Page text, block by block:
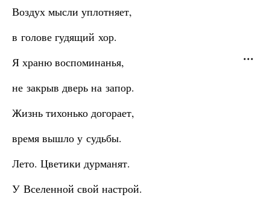
Воздух мысли уплотняет,
в голове гудящий хор.
Я храню воспоминанья,
не закрыв дверь на запор.
Жизнь тихонько догорает,
время вышло у судьбы.
Лето. Цветики дурманят.
У Вселенной свой настрой.